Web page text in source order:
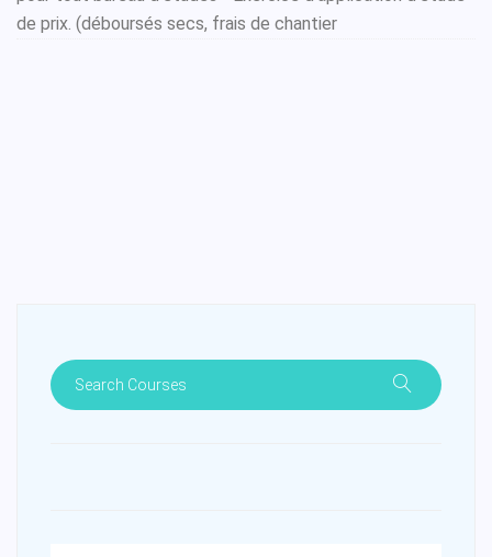
de prix. (déboursés secs, frais de chantier